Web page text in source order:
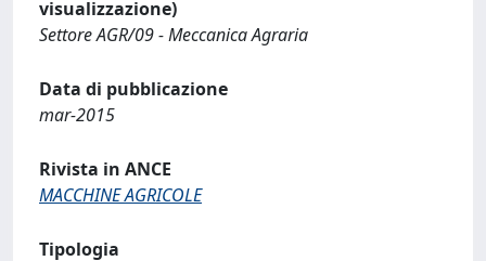
visualizzazione)
Settore AGR/09 - Meccanica Agraria
Data di pubblicazione
mar-2015
Rivista in ANCE
MACCHINE AGRICOLE
Tipologia